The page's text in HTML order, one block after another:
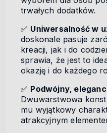
trwałych dodatków.
✅ Uniwersalność w
doskonale pasuje
kreacji, jak i do
sprawia, że jest to
okazję i do każdego
✅ Podwójny,
Dwuwarstwowa
mu wyjątkowy
atrakcyjnym